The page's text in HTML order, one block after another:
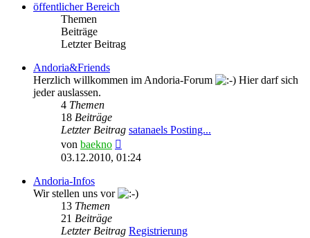
öffentlicher Bereich
Themen
Beiträge
Letzter Beitrag
Andoria&Friends
Herzlich willkommen im Andoria-Forum
Hier darf sich
jeder auslassen.
4 Themen
18 Beiträge
Letzter Beitrag satanaels Posting...
von baekno
Beitrag
03.12.2010, 01:24
Andoria-Infos
Wir stellen uns vor
13 Themen
21 Beiträge
Letzter Beitrag Registrierung